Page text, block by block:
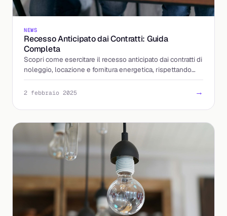
NEWS
Recesso Anticipato dai Contratti: Guida
Completa
Scopri come esercitare il recesso anticipato dai contratti di
noleggio, locazione e fornitura energetica, rispettando
tempistiche e procedure
2 febbraio 2025 →